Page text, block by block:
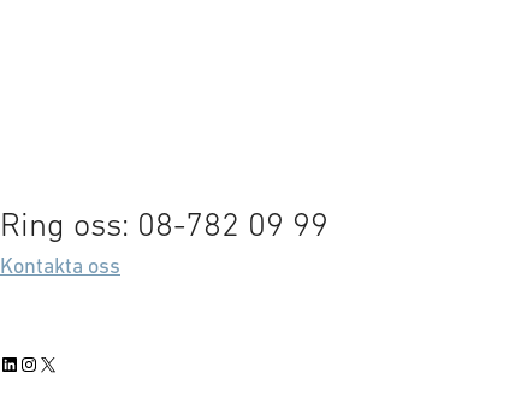
Ring oss: 08-782 09 99
Kontakta oss
LinkedIn
Instagram
X